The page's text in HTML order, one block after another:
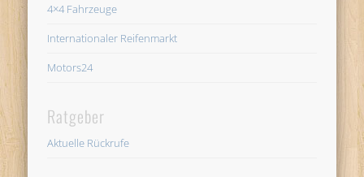
4×4 Fahrzeuge
Internationaler Reifenmarkt
Motors24
Ratgeber
Aktuelle Rückrufe